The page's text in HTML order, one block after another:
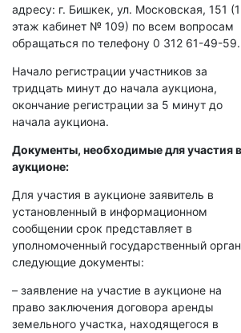
адресу: г. Бишкек, ул. Московская, 151
этаж кабинет № 109) по всем вопросам
обращаться по телефону 0 312 61-49-59.
Начало регистрации участников за
тридцать минут до начала аукциона,
окончание регистрации за 5 минут до
начала аукциона.
Документы, необходимые для участия в
аукционе:
Для участия в аукционе заявитель в
установленный в информационном
сообщении срок представляет в
уполномоченный государственный орган
следующие документы:
– заявление на участие в аукционе на
право заключения договора аренды
земельного участка, находящегося в